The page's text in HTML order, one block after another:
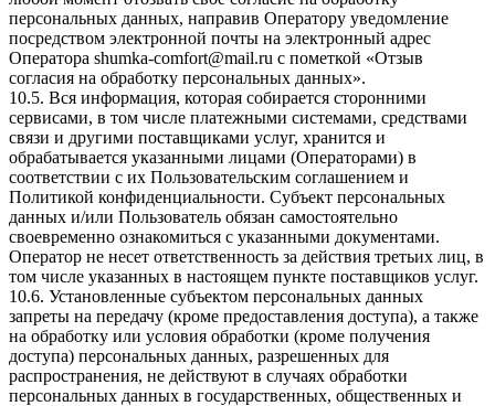
персональных данных, направив Оператору уведомление
посредством электронной почты на электронный адрес
Оператора shumka-comfort@mail.ru с пометкой «Отзыв
согласия на обработку персональных данных».
10.5. Вся информация, которая собирается сторонними
сервисами, в том числе платежными системами, средствами
связи и другими поставщиками услуг, хранится и
обрабатывается указанными лицами (Операторами) в
соответствии с их Пользовательским соглашением и
Политикой конфиденциальности. Субъект персональных
данных и/или Пользователь обязан самостоятельно
своевременно ознакомиться с указанными документами.
Оператор не несет ответственность за действия третьих лиц, в
том числе указанных в настоящем пункте поставщиков услуг.
10.6. Установленные субъектом персональных данных
запреты на передачу (кроме предоставления доступа), а также
на обработку или условия обработки (кроме получения
доступа) персональных данных, разрешенных для
распространения, не действуют в случаях обработки
персональных данных в государственных, общественных и